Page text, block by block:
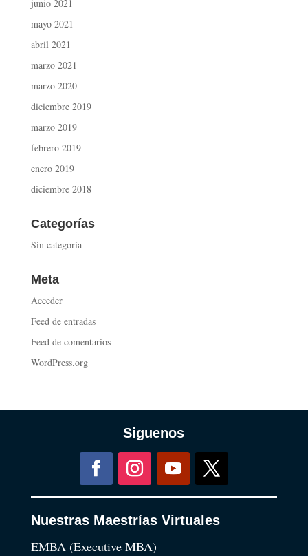
junio 2021
mayo 2021
abril 2021
marzo 2021
marzo 2020
diciembre 2019
marzo 2019
febrero 2019
enero 2019
diciembre 2018
Categorías
Sin categoría
Meta
Acceder
Feed de entradas
Feed de comentarios
WordPress.org
Siguenos
Nuestras Maestrías Virtuales
EMBA (Executive MBA)